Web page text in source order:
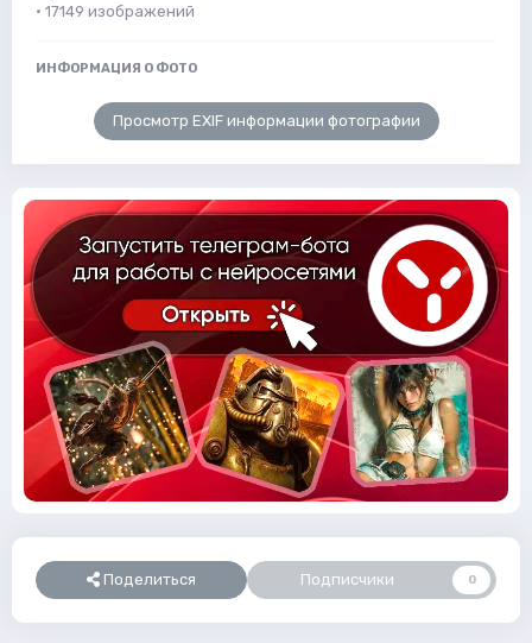
· 17149 изображений
ИНФОРМАЦИЯ О ФОТО
Просмотр EXIF информации фотографии
Поделиться Подписчики 0